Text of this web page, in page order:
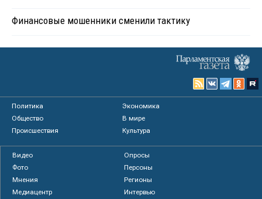
Финансовые мошенники сменили тактику
Политика
Экономика
Общество
В мире
Происшествия
Культура
Видео
Опросы
Фото
Персоны
Мнения
Регионы
Медиацентр
Интервью